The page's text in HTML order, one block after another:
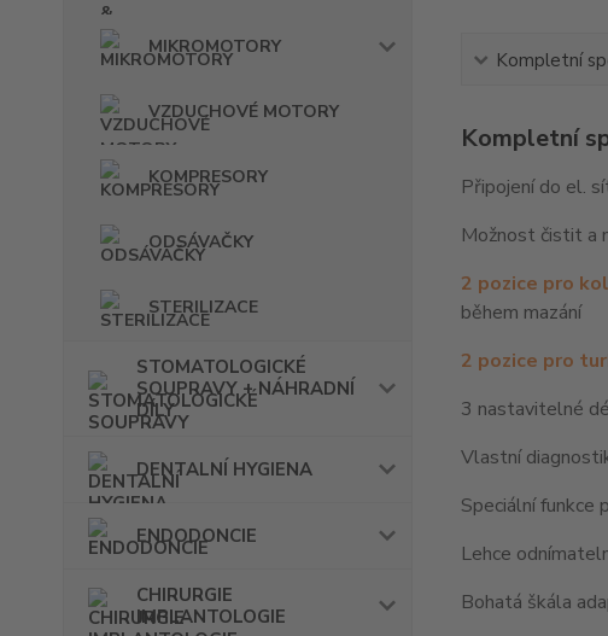
MIKROMOTORY
VZDUCHOVÉ MOTORY
KOMPRESORY
ODSÁVAČKY
STERILIZACE
STOMATOLOGICKÉ
SOUPRAVY + NÁHRADNÍ
DÍLY
DENTALNÍ HYGIENA
ENDODONCIE
CHIRURGIE
IMPLANTOLOGIE
Kompletní
Kompletní
Připojení do el.
Možnost čistit a
2 pozice pro
během mazání
2 pozice pro
3 nastavitelné
Vlastní
Speciální funkce
Lehce
Bohatá škála